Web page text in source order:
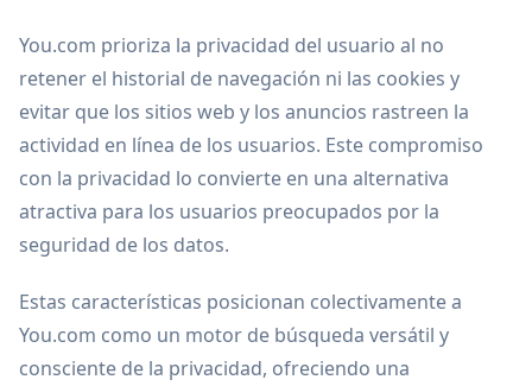
You.com prioriza la privacidad del usuario al no
retener el historial de navegación ni las cookies y
evitar que los sitios web y los anuncios rastreen la
actividad en línea de los usuarios. Este compromiso
con la privacidad lo convierte en una alternativa
atractiva para los usuarios preocupados por la
seguridad de los datos.
Estas características posicionan colectivamente a
You.com como un motor de búsqueda versátil y
consciente de la privacidad, ofreciendo una